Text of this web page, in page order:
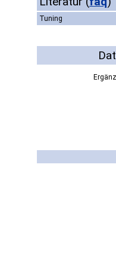
Tuning